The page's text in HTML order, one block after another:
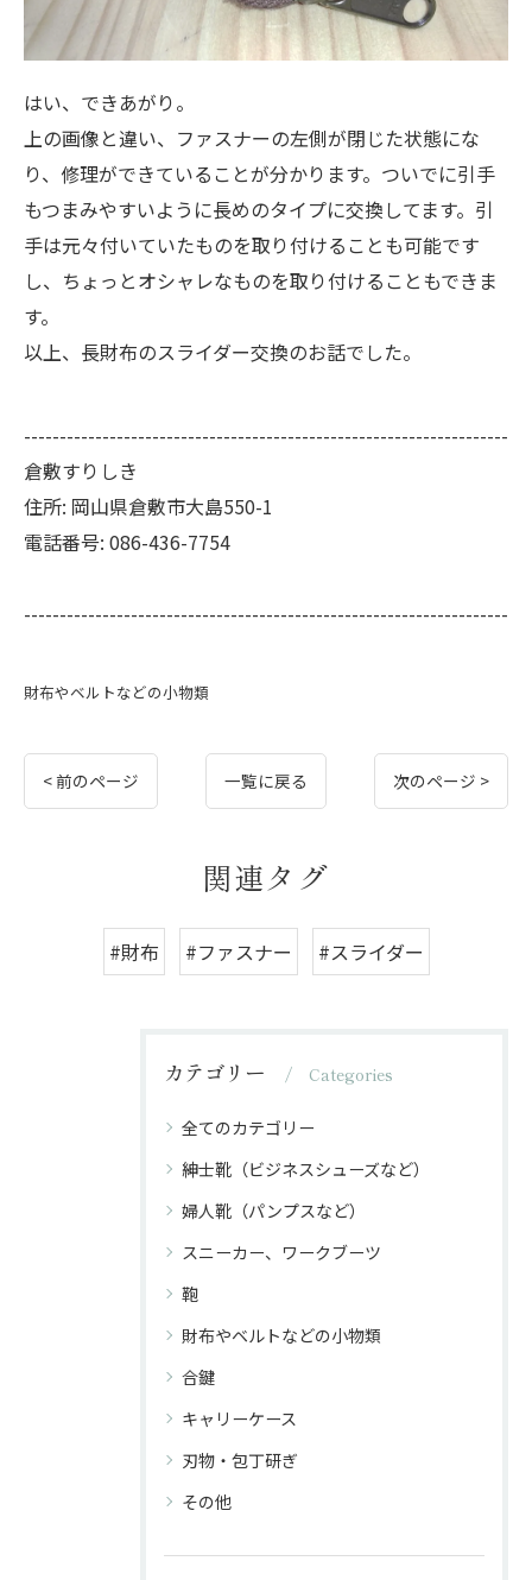
はい、できあがり。
上の画像と違い、ファスナーの左側が閉じた状態にな
り、修理ができていることが分かります。ついでに引手
もつまみやすいように長めのタイプに交換してます。引
手は元々付いていたものを取り付けることも可能です
し、ちょっとオシャレなものを取り付けることもできま
す。
以上、長財布のスライダー交換のお話でした。
--------------------------------------------------------------------
倉敷すりしき
住所: 岡山県倉敷市大島550-1
電話番号: 086-436-7754
--------------------------------------------------------------------
財布やベルトなどの小物類
< 前のページ 一覧に戻る 次のページ >
関連タグ
#財布 #ファスナー #スライダー
カテゴリー Categories
全てのカテゴリー
紳士靴（ビジネスシューズなど）
婦人靴（パンプスなど）
スニーカー、ワークブーツ
鞄
財布やベルトなどの小物類
合鍵
キャリーケース
刃物・包丁研ぎ
その他